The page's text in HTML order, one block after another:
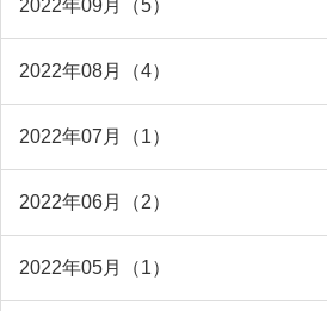
2022年09月（5）
2022年08月（4）
2022年07月（1）
2022年06月（2）
2022年05月（1）